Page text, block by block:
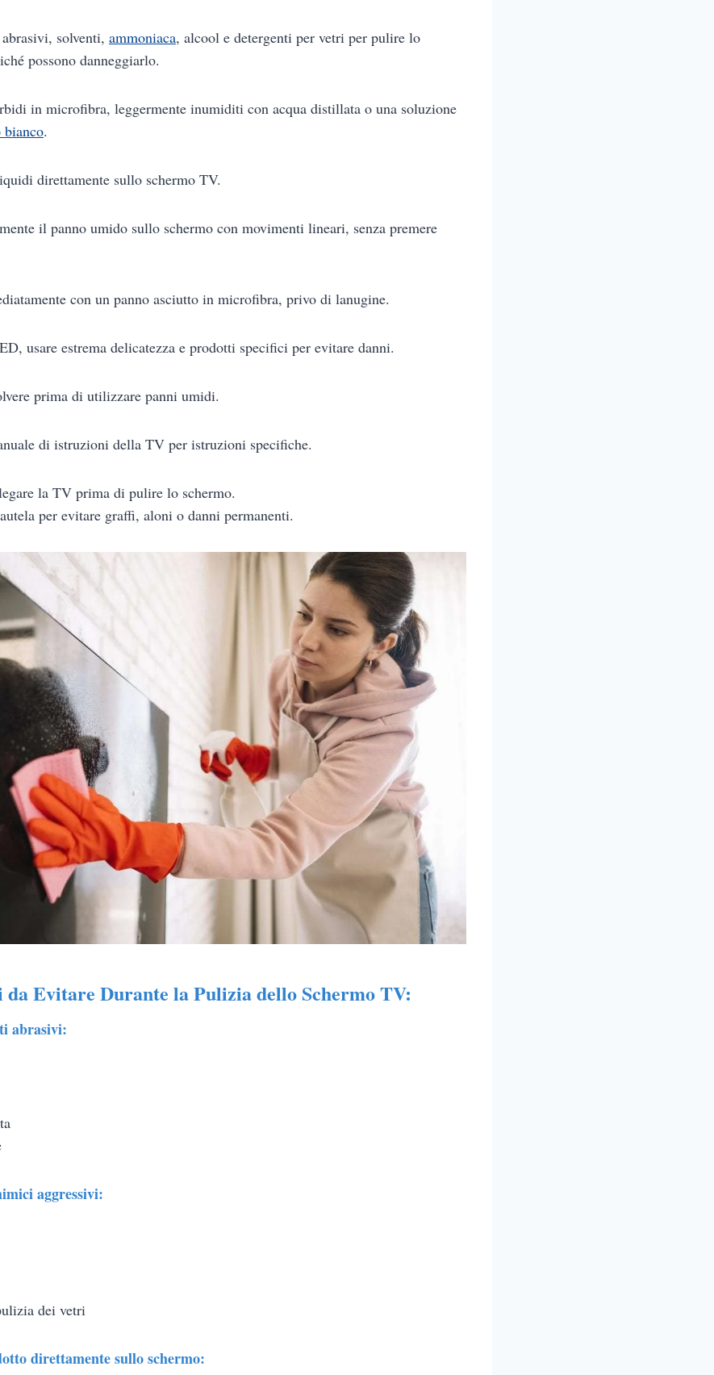
solventi, ammoniaca, alcool e detergenti per vetri per pulire lo
possono danneggiarlo.
in microfibra, leggermente inumiditi con acqua distillata o una soluzione
bianco.
direttamente sullo schermo TV.
il panno umido sullo schermo con movimenti lineari, senza premere
con un panno asciutto in microfibra, privo di lanugine.
usare estrema delicatezza e prodotti specifici per evitare danni.
prima di utilizzare panni umidi.
di istruzioni della TV per istruzioni specifiche.
la TV prima di pulire lo schermo.
per evitare graffi, aloni o danni permanenti.
Evitare Durante la Pulizia dello Schermo TV:
abrasivi:
aggressivi:
dei vetri
direttamente sullo schermo: